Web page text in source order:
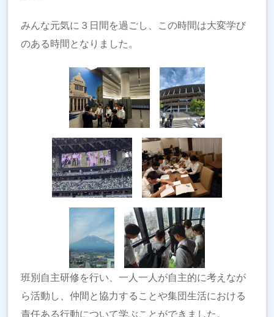
みんな元気に３日間を過ごし、この時間は大変学び
のある時間となりました。
班別自主研修を行い、一人一人が自主的に考えなが
ら活動し、仲間と協力することや集団生活における
責任ある行動について学ぶことができました。